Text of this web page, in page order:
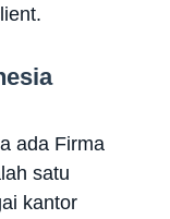
ada Firma
satu
kantor